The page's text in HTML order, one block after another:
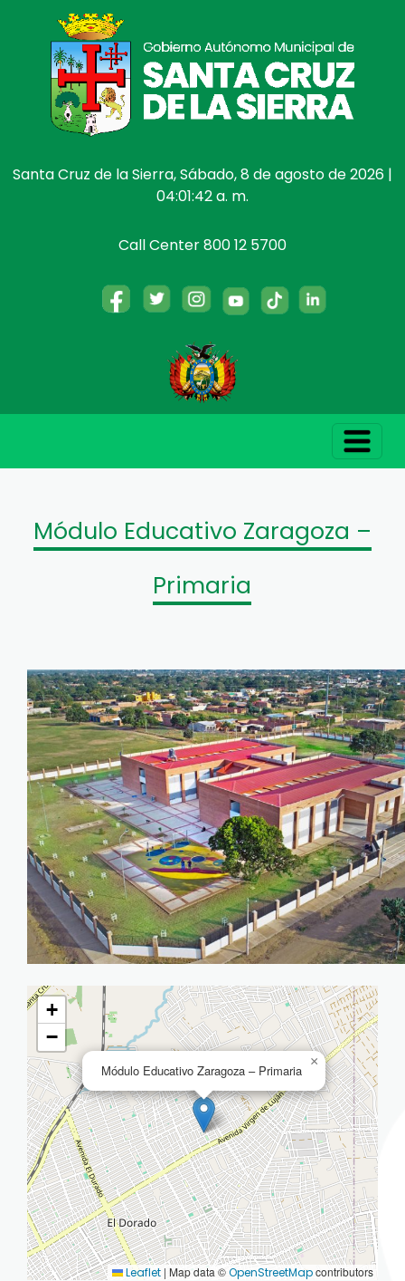
Santa Cruz de la Sierra, Sábado, 8 de agosto de 2026 |
04:01:43 a. m.
Call Center 800 12 5700
Módulo Educativo Zaragoza –
Primaria
Módulo Educativo Zaragoza – Primaria
×
+
−
Leaflet | Map data ©OpenStreetMapcontributors